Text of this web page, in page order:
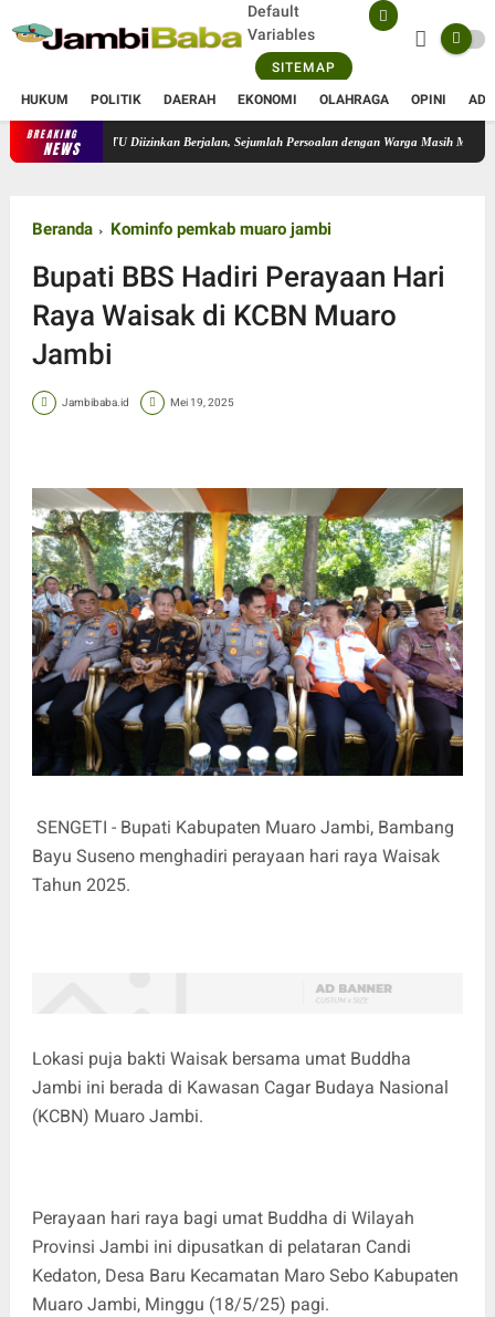
Default
Variables
SITEMAP
HUKUM POLITIK DAERAH EKONOMI OLAHRAGA OPINI
BREAKING
NEWS
PT SATU Diizinkan Berjalan, Sejumlah Persoalan dengan Warga Masih Menunggu
Beranda Kominfo pemkab muaro jambi
Bupati BBS Hadiri Perayaan Hari
Raya Waisak di KCBN Muaro
Jambi
Jambibaba.id Mei 19, 2025
SENGETI - Bupati Kabupaten Muaro Jambi, Bambang
Bayu Suseno menghadiri perayaan hari raya Waisak
Tahun 2025.
Lokasi puja bakti Waisak bersama umat Buddha
Jambi ini berada di Kawasan Cagar Budaya Nasional
(KCBN) Muaro Jambi.
Perayaan hari raya bagi umat Buddha di Wilayah
Provinsi Jambi ini dipusatkan di pelataran Candi
Kedaton, Desa Baru Kecamatan Maro Sebo Kabupaten
Muaro Jambi, Minggu (18/5/25) pagi.